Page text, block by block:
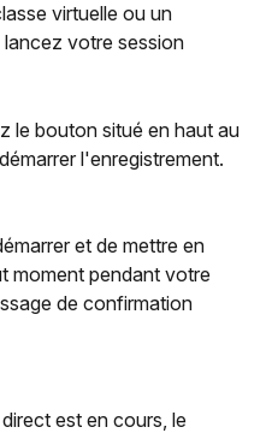
virtuelle ou un
votre session
le bouton situé en haut au
l'enregistrement.
et de mettre en
moment pendant votre
de confirmation
est en cours, le